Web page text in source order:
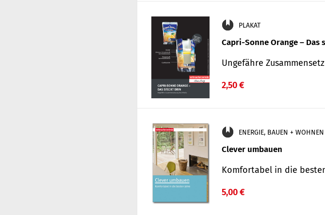
PLAKAT
Capri-Sonne Orange – Das
Ungefähre
2,50 €
ENERGIE, BAUEN + WOHNEN
Clever umbauen
Komfortabel in die
5,00 €